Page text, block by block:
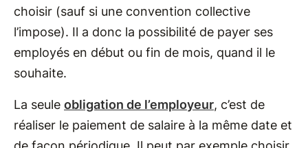
choisir (sauf si une convention collective
l’impose). Il a donc la possibilité de payer ses
employés en début ou fin de mois, quand il le
souhaite.
La seule obligation de l’employeur, c’est de
réaliser le paiement de salaire à la même date et